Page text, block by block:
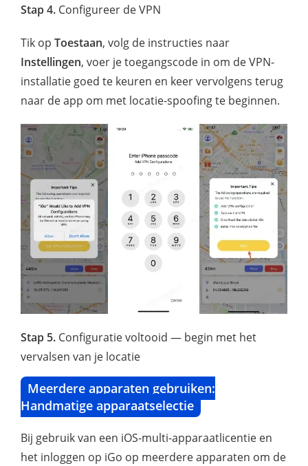
Stap 4. Configureer de VPN
Tik op Toestaan, volg de instructies naar
Instellingen, voer je toegangscode in om de VPN-
installatie goed te keuren en keer vervolgens terug
naar de app om met locatie-spoofing te beginnen.
Stap 5. Configuratie voltooid — begin met het
vervalsen van je locatie
Meerdere apparaten gebruiken:
Handmatige apparaatselectie
Bij gebruik van een iOS-multi-apparaatlicentie en
het inloggen op iGo op meerdere apparaten om de